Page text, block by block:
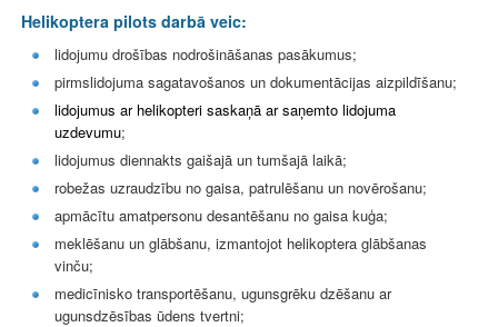
Helikoptera pilots darbā veic:
lidojumu drošības nodrošināšanas pasākumus;
pirmslidojuma sagatavošanos un dokumentācijas aizpildīšanu;
lidojumus ar helikopteri saskaņā ar saņemto lidojuma
uzdevumu;
lidojumus diennakts gaišajā un tumšajā laikā;
robežas uzraudzību no gaisa, patrulēšanu un novērošanu;
apmācītu amatpersonu desantēšanu no gaisa kuģa;
meklēšanu un glābšanu, izmantojot helikoptera glābšanas
vinču;
medicīnisko transportēšanu, ugunsgrēku dzēšanu ar
ugunsdzēsības ūdens tvertni;